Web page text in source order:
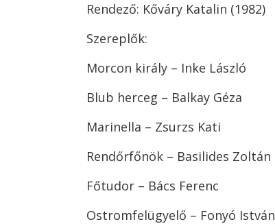
Rendező: Kőváry Katalin (1982)
Szereplők:
Morcon király – Inke László
Blub herceg – Balkay Géza
Marinella – Zsurzs Kati
Rendőrfőnök – Basilides Zoltán
Főtudor – Bács Ferenc
Ostromfelügyelő – Fonyó István